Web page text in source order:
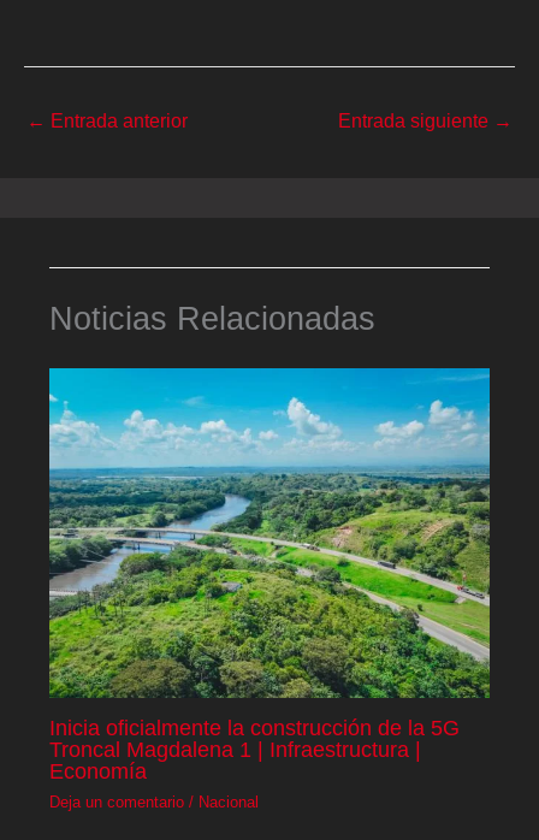
← Entrada anterior Entrada siguiente →
Noticias Relacionadas
Inicia oficialmente la construcción de la 5G
Troncal Magdalena 1 | Infraestructura |
Economía
Deja un comentario / Nacional